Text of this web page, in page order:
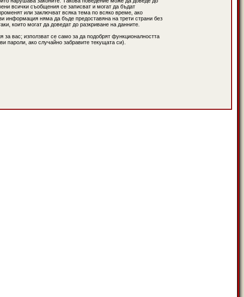
всички съобщения се записват и могат да бъдат
или заключват всяка тема по всяко време, ако
информация няма да бъде предоставяна на трети страни без
които могат да доведат до разкриване на данните.
вас; използват се само за да подобрят функционалността
пароли, ако случайно забравите текущата си).